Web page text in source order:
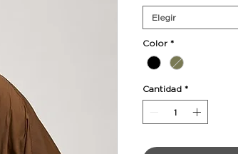
Elegir
Color *
Cantidad *